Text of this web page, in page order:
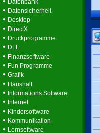
Datenbank
• Datensicherheit
• Desktop
• DirectX
• Druckprogramme
• DLL
• Finanzsoftware
• Fun Programme
• Grafik
• Haushalt
• Informations Software
• Internet
• Kindersoftware
• Kommunikation
• Lernsoftware